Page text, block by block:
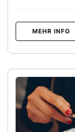
MEHR INFO